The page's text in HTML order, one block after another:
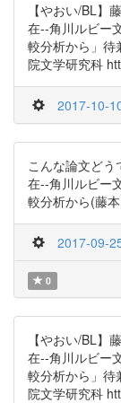
【やおい/BL】
在--角川ルビー
較分析から」待
院文学研究科
2017-10-
こんな論文ど
在--角川ルビー
較分析から(藤
2017-09-
0
【やおい/BL】
在--角川ルビー
較分析から」待
院文学研究科